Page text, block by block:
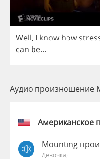
Well, I know how
can be...
Аудио произношение
Американское
Mounting
Девочка)